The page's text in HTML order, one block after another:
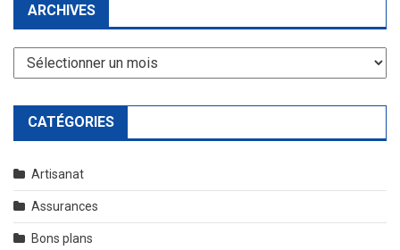
ARCHIVES
Archives
CATÉGORIES
Artisanat
Assurances
Bons plans